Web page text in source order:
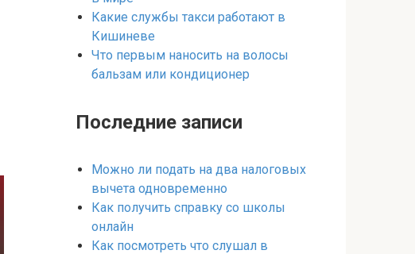
Какие службы такси работают в
Кишиневе
Что первым наносить на волосы
бальзам или кондиционер
Последние записи
Можно ли подать на два налоговых
вычета одновременно
Как получить справку со школы
онлайн
Как посмотреть что слушал в